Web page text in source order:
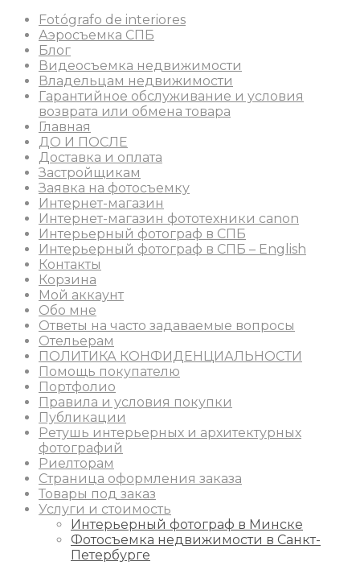
Fotógrafo de interiores
Аэросъемка СПБ
Блог
Видеосъемка недвижимости
Владельцам недвижимости
Гарантийное обслуживание и условия
возврата или обмена товара
Главная
ДО И ПОСЛЕ
Доставка и оплата
Застройщикам
Заявка на фотосъемку
Интернет-магазин
Интернет-магазин фототехники canon
Интерьерный фотограф в СПБ
Интерьерный фотограф в СПБ – English
Контакты
Корзина
Мой аккаунт
Обо мне
Ответы на часто задаваемые вопросы
Отельерам
ПОЛИТИКА КОНФИДЕНЦИАЛЬНОСТИ
Помощь покупателю
Портфолио
Правила и условия покупки
Публикации
Ретушь интерьерных и архитектурных
фотографий
Риелторам
Страница оформления заказа
Товары под заказ
Услуги и стоимость
Интерьерный фотограф в Минске
Фотосъемка недвижимости в Санкт-
Петербурге